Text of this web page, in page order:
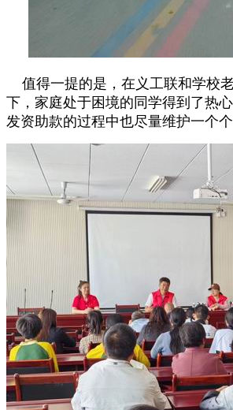
值得一提的是，在义工联和学校
下，家庭处于困境的同学得到了热
发资助款的过程中也尽量维护一个个